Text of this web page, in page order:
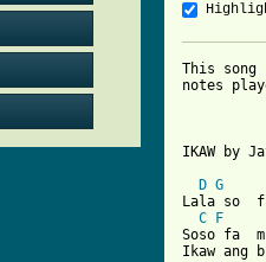
This song
notes
IKAW by
D G
Lala so
C
F
Soso fa
Ikaw ang